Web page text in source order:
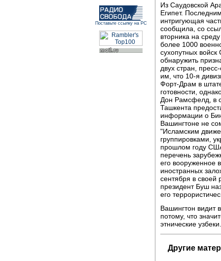
Поставьте ссылку на РС
Из Саудовской
Египет.
интригующая
сообщила, со
вторника на
более 1000
сухопутных
обнаружить
двух стран,
им, что 10-я
Форт-Драм в
готовности,
Дон Рамсфелд, в
Ташкента
информации о
Вашингтоне не
"Исламским
группировками,
прошлом году
перечень
его вооруженное
иностранных
сентября в своей
президент Буш
его
Вашингтон видит
потому, что
этнические узбеки.
Другие